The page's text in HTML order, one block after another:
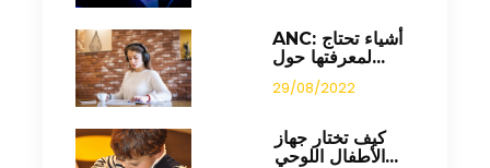
ANC: أشياء تحتاج
لمعرفتها حول...
29/08/2022
كيف تختار جهاز
الأطفال اللوحي...